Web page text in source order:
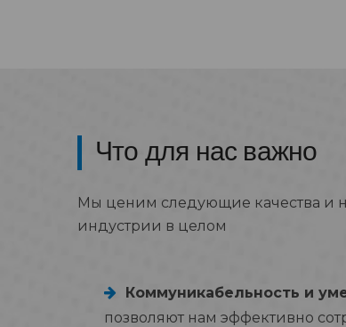
Что для нас важно
Мы ценим следующие качества и
индустрии в целом
Коммуникабельность и
позволяют нам эффективно